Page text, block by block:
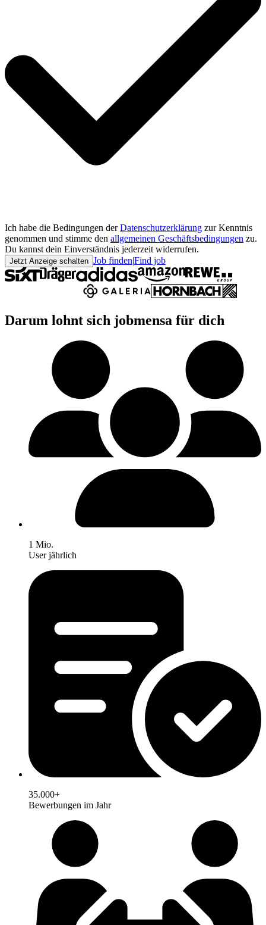
Ich habe die Bedingungen der Datenschutzerklärung zur Kenntnis
genommen und stimme den allgemeinen Geschäftsbedingungen zu.
Du kannst dein Einverständnis jederzeit widerrufen.
Jetzt Anzeige schalten Job finden|Find job
Darum lohnt sich jobmensa für dich
1 Mio.
User jährlich
35.000+
Bewerbungen im Jahr